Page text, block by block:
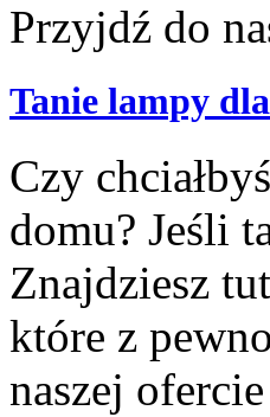
Tanie lampy
Czy
domu? Jeśli
Znajdziesz
które z
naszej